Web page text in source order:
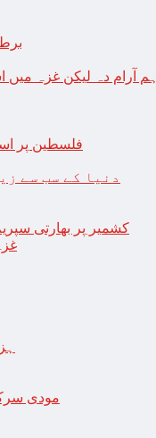
ہم آرام دہ لیکن غزہ میں
فلسطین پر
دنیا کے سب سے
کشمیر پر بھارتی
غزہ میں مزید
مودی